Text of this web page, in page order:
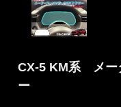
CX-5 KM系 メー
ー